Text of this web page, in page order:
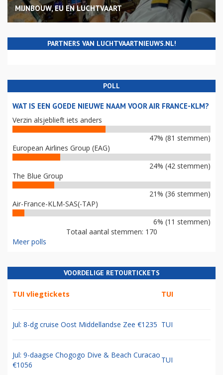
MIJNBOUW, EU EN LUCHTVAART
PARTNERS VAN LUCHTVAARTNIEUWS.NL!
POLL
WAT IS EEN GOEDE NIEUWE NAAM VOOR AIR FRANCE-KLM?
Verzin alsjeblieft iets anders
47% (81 stemmen)
European Airlines Group (EAG)
24% (42 stemmen)
The Blue Group
21% (36 stemmen)
Air-France-KLM-SAS(-TAP)
6% (11 stemmen)
Totaal aantal stemmen: 170
Meer polls
VOORDELIGE RETOURTICKETS
TUI vliegtickets TUI
Jul: 8-dg cruise Oost Middellandse Zee €1235 TUI
Jul: 9-daagse Chogogo Dive & Beach Curacao
€1056
TUI